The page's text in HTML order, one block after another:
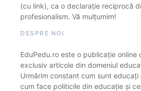
(cu link), ca o declarație reciprocă
profesionalism. Vă mulțumim!
DESPRE NOI
EduPedu.ro este o publicație online
exclusiv articole din domeniul
Urmărim constant cum sunt
cum face politicile din educație și